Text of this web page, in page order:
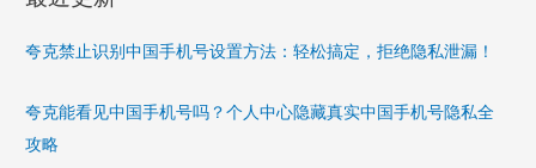
夸克禁止识别中国手机号设置方法：轻松搞定，拒绝隐私泄漏！
夸克能看见中国手机号吗？个人中心隐藏真实中国手机号隐私全
攻略